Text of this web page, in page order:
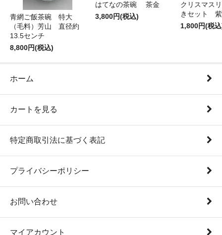
青網ご飯茶碗 特大
（毛料）芳山 直径約
13.5センチ
8,800円(税込)
はてなの茶碗 茶金
3,800円(税込)
クリスマス
きセット
1,800円(税
ホーム
カートを見る
特定商取引法に基づく表記
プライバシーポリシー
お問い合わせ
マイアカウント